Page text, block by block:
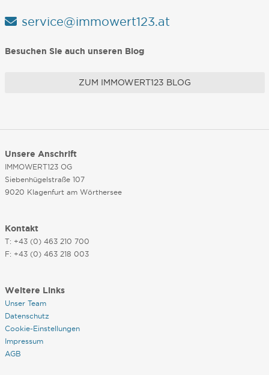
service@immowert123.at
Besuchen Sie auch unseren Blog
ZUM IMMOWERT123 BLOG
Unsere Anschrift
IMMOWERT123 OG
Siebenhügelstraße 107
9020 Klagenfurt am Wörthersee
Kontakt
T: +43 (0) 463 210 700
F: +43 (0) 463 218 003
Weitere Links
Unser Team
Datenschutz
Cookie-Einstellungen
Impressum
AGB